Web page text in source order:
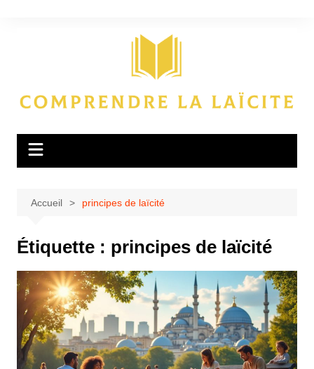
Accueil principes de laïcité
Étiquette : principes de laïcité